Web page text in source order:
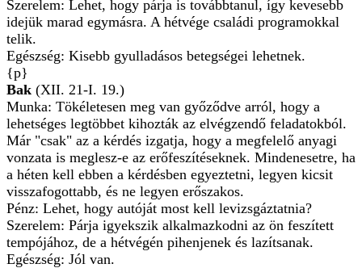
Szerelem: Lehet, hogy párja is továbbtanul, így kevesebb
idejük marad egymásra. A hétvége családi programokkal
telik.
Egészség: Kisebb gyulladásos betegségei lehetnek.
{p}
Bak (XII. 21-I. 19.)
Munka: Tökéletesen meg van győződve arról, hogy a
lehetséges legtöbbet kihozták az elvégzendő feladatokból.
Már "csak" az a kérdés izgatja, hogy a megfelelő anyagi
vonzata is meglesz-e az erőfeszítéseknek. Mindenesetre, ha
a héten kell ebben a kérdésben egyeztetni, legyen kicsit
visszafogottabb, és ne legyen erőszakos.
Pénz: Lehet, hogy autóját most kell levizsgáztatnia?
Szerelem: Párja igyekszik alkalmazkodni az ön feszített
tempójához, de a hétvégén pihenjenek és lazítsanak.
Egészség: Jól van.